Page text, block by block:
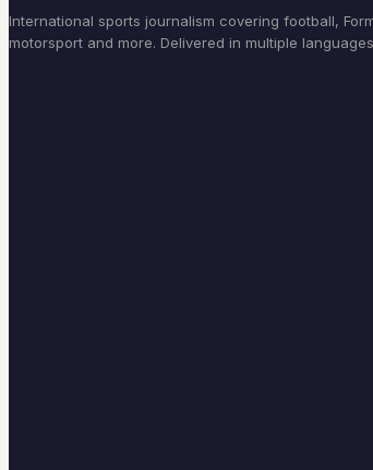
International sports journalism covering football,
motorsport and more. Delivered in multiple